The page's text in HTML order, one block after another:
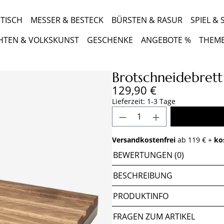
MESSER & BESTECK BÜRSTEN & RASUR
SPIEL &
& VOLKSKUNST
GESCHENKE ANGEBOTE %
Regulärer Preis:
129,90 €
Lieferzeit: 1-3 Tage
Produkt Anzahl:
Versandkostenfrei ab 119 € +
BEWERTUNGEN (0)
BESCHREIBUNG
PRODUKTINFO
FRAGEN ZUM ARTIKEL